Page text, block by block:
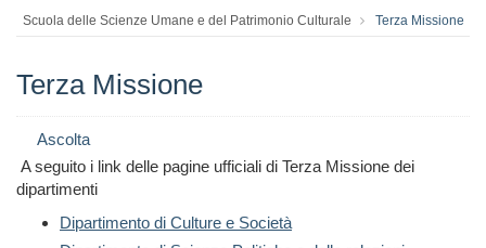
Scuola delle Scienze Umane e del Patrimonio Culturale
Terza Missione
Terza Missione
Ascolta
A seguito i link delle pagine ufficiali di Terza Missione dei
dipartimenti
Dipartimento di Culture e Società